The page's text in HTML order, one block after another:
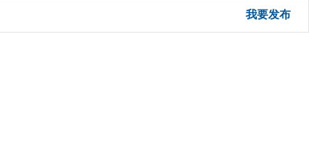
我要发布